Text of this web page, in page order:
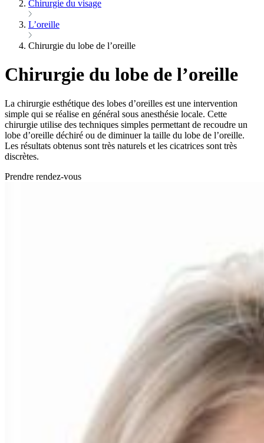
Chirurgie du visage
L’oreille
Chirurgie du lobe de l’oreille
Chirurgie du lobe de l’oreille
La chirurgie esthétique des lobes d’oreilles est une intervention
simple qui se réalise en général sous anesthésie locale. Cette
chirurgie utilise des techniques simples permettant de recoudre un
lobe d’oreille déchiré ou de diminuer la taille du lobe de l’oreille.
Les résultats obtenus sont très naturels et les cicatrices sont très
discrètes.
Prendre rendez-vous